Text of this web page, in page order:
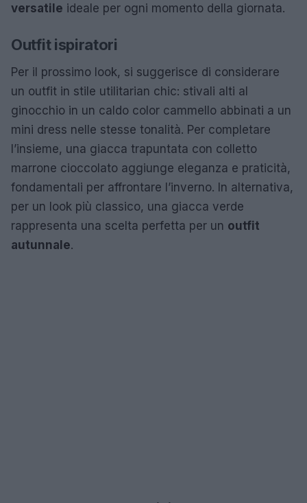
versatile ideale per ogni momento della giornata.
Outfit ispiratori
Per il prossimo look, si suggerisce di considerare
un outfit in stile utilitarian chic: stivali alti al
ginocchio in un caldo color cammello abbinati a un
mini dress nelle stesse tonalità. Per completare
l’insieme, una giacca trapuntata con colletto
marrone cioccolato aggiunge eleganza e praticità,
fondamentali per affrontare l’inverno. In alternativa,
per un look più classico, una giacca verde
rappresenta una scelta perfetta per un outfit
autunnale.